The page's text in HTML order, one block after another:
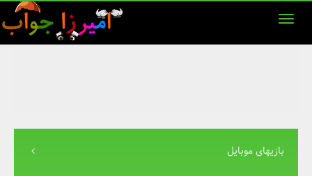
بازیهای موبایل